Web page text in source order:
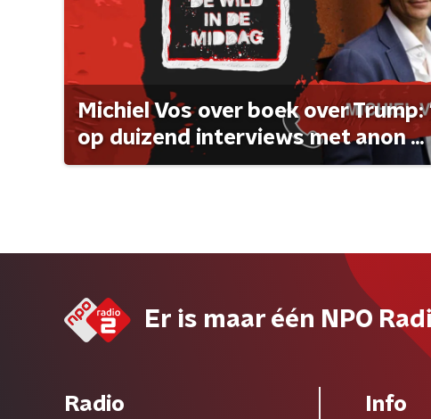
Michiel Vos over boek over Trump:
op duizend interviews met anon ...
Er is maar één NPO
Radio Info